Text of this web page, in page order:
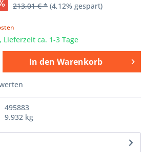
213,01 € * (4,12% gespart)
ca. 1-3 Tage
In den Warenkorb
495883
9.932 kg